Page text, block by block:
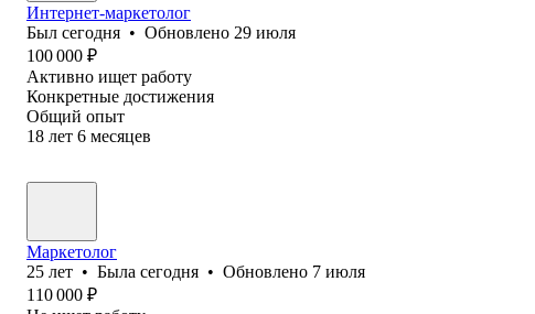
Интернет-маркетолог
Был сегодня • Обновлено 29 июля
100 000 ₽
Активно ищет работу
Конкретные достижения
Общий опыт
18 лет 6 месяцев
Маркетолог
25 лет • Была сегодня • Обновлено 7 июля
110 000 ₽